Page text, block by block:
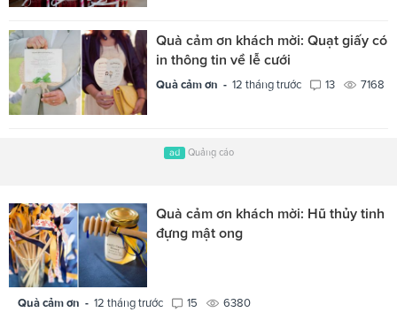
Quà cảm ơn khách mời: Quạt giấy có
in thông tin về lễ cưới
Quà cảm ơn - 12 tháng trước 13 7168
ad Quảng cáo
Quà cảm ơn khách mời: Hũ thủy tinh
đựng mật ong
Quà cảm ơn - 12 tháng trước 15 6380